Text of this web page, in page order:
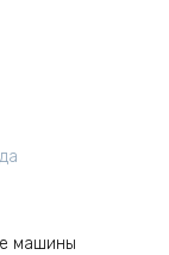
машины